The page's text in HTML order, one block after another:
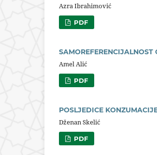
Azra Ibrahimović
PDF
SAMOREFERENCIJALNOST
Amel Alić
PDF
POSLJEDICE
Dženan Skelić
PDF